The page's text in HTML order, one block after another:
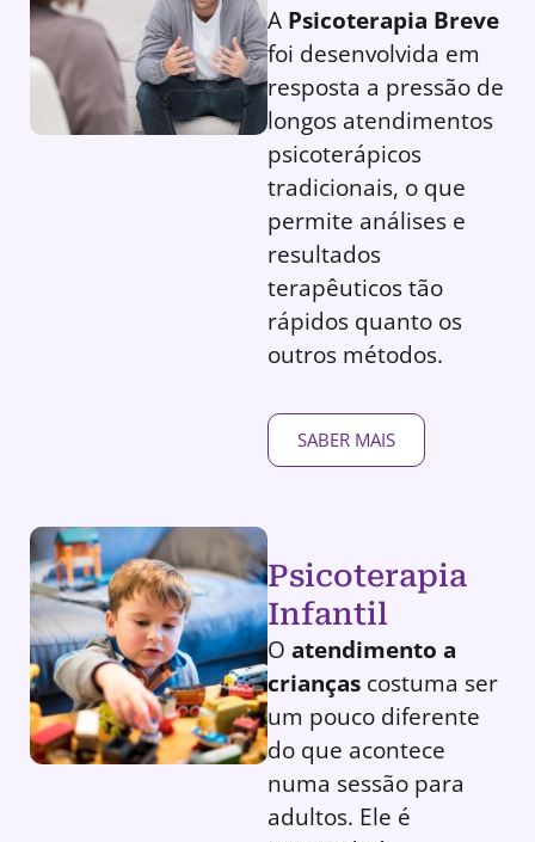
A Psicoterapia Breve
foi desenvolvida em
resposta a pressão de
longos atendimentos
psicoterápicos
tradicionais, o que
permite análises e
resultados
terapêuticos tão
rápidos quanto os
outros métodos.
SABER MAIS
Psicoterapia
Infantil
O atendimento a
crianças costuma ser
um pouco diferente
do que acontece
numa sessão para
adultos. Ele é